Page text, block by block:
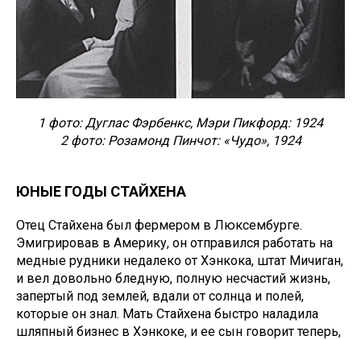
1 фото: Дуглас Фэрбенкс, Мэри Пикфорд: 1924
2 фото: Розамонд Пинчот: «Чудо», 1924
ЮНЫЕ ГОДЫ СТАЙХЕНА
Отец Стайхена был фермером в Люксембурге.
Эмигрировав в Америку, он отправился работать на
медные рудники недалеко от Хэнкока, штат Мичиган,
и вел довольно бледную, полную несчастий жизнь,
запертый под землей, вдали от солнца и полей,
которые он знал. Мать Стайхена быстро наладила
шляпный бизнес в Хэнкоке, и ее сын говорит теперь,